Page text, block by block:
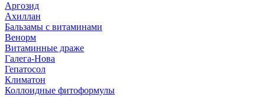
Аргозид
Ахиллан
Бальзамы с витаминами
Венорм
Витаминные драже
Галега-Нова
Гепатосол
Климатон
Коллоидные фитоформулы